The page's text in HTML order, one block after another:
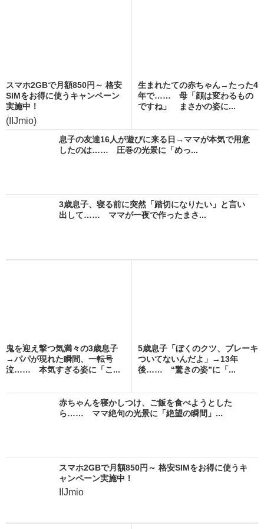
スマホ2GBで月額850円～ 格安
SIMをお得に使うキャンペーン
実施中！
(IIJmio)
生まれたての赤ちゃん→たった4
年で…… 母「顔は変わるもの
ですね」 まさかの姿に...
息子の友達16人が遊びに来る日→ママが本気で用意
したのは…… 圧巻の光景に「めっ...
3歳息子、寝る前に突然「踏切になりたい」と言い
出して…… ママが一夜で作ったまさ...
鬼を迎え撃つ気満々の3歳息子
→パパが現れた瞬間、一転号
泣…… 本気すぎる姿に「こ...
5歳息子「ぼくのクツ、ブレーキ
ついてないんだよ」→13年
後…… “驚きの姿”に「...
赤ちゃんを寝かしつけ、ご飯を食べようとした
ら…… ママ絶句の光景に「絶望の瞬間」...
スマホ2GBで月額850円～ 格安SIMをお得に使うキ
ャンペーン実施中！
IIJmio